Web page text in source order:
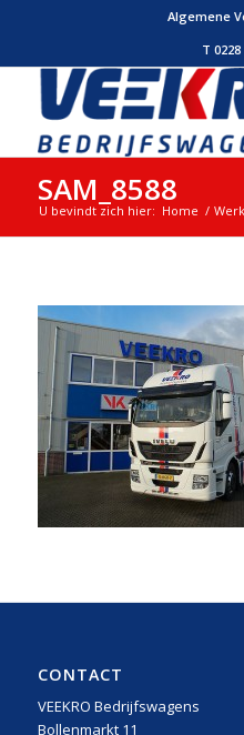
Algemene
T 0228
SAM_8588
U bevindt zich hier: Home /
CONTACT
VEEKRO Bedrijfswagens
Bollenmarkt 11